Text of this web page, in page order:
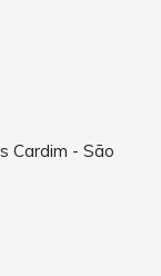
Cardim - São